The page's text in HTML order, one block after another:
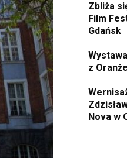
Zbliża
Film
Gdańsk
z
Nova w